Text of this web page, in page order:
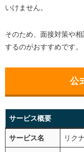
いけません。
そのため、面接対策や
するのがおすすめです。
公
サービス概要
サービス名 リク